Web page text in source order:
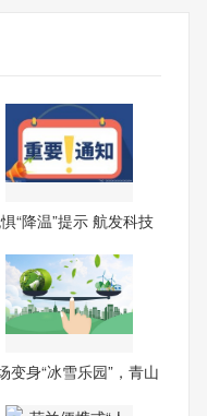
“降温”提示 航发科技
变身“冰雪乐园”，青山